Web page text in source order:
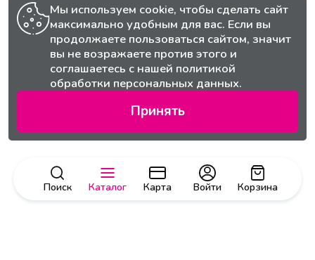
Поиск Каталог Карта Корзина
Войти
Мы используем cookie, чтобы сделать сайт
максимально удобным для вас. Если вы
продолжаете пользоваться сайтом, значит
вы не возражаете против этого и
соглашаетесь с нашей политикой
обработки персональных данных.
Принять